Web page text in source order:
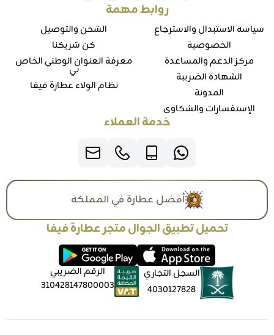
روابط مهمة
سياسة الاستبدال والاسترجاع
الخصوصية
مركز الدعم والمساعدة
الشهادة الضريبة
المدونة
الإستفسارات والشكاوي
الشحن والتوصيل
كن شريكنا
معرفة العنوان الوطني الخاص
بي
نظام الولاء عطارة فيفا
خدمة العملاء
أفضل عطارة في المملكة
تحميل تطبيق الجوال متجر عطارة فيفا
السجل التجاري
4030127828
الرقم الضريبي
310428147800003